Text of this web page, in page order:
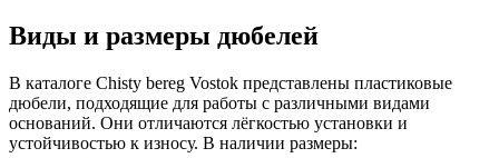
Виды и размеры дюбелей
В каталоге Chisty bereg Vostok представлены пластиковые
дюбели, подходящие для работы с различными видами
оснований. Они отличаются лёгкостью установки и
устойчивостью к износу. В наличии размеры: